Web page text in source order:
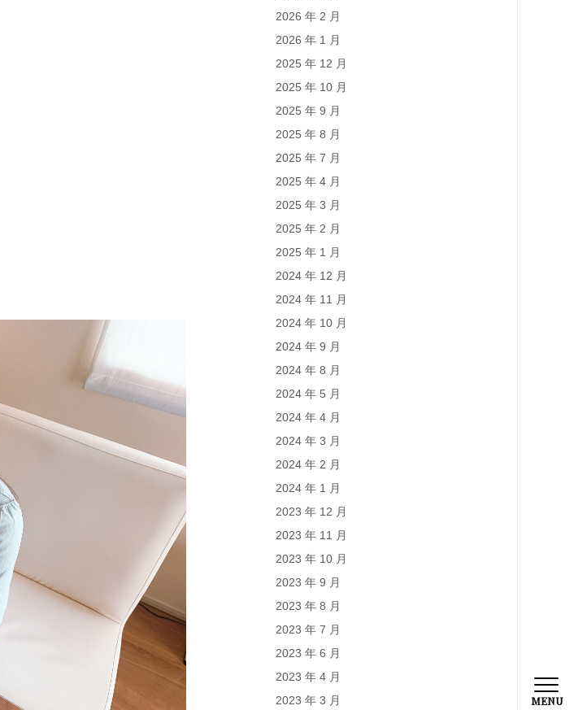
2026 年 2 月
2026 年 1 月
2025 年 12 月
2025 年 10 月
2025 年 9 月
2025 年 8 月
2025 年 7 月
2025 年 4 月
2025 年 3 月
2025 年 2 月
2025 年 1 月
2024 年 12 月
2024 年 11 月
2024 年 10 月
2024 年 9 月
2024 年 8 月
2024 年 5 月
2024 年 4 月
2024 年 3 月
2024 年 2 月
2024 年 1 月
2023 年 12 月
2023 年 11 月
2023 年 10 月
2023 年 9 月
2023 年 8 月
2023 年 7 月
2023 年 6 月
2023 年 4 月
2023 年 3 月